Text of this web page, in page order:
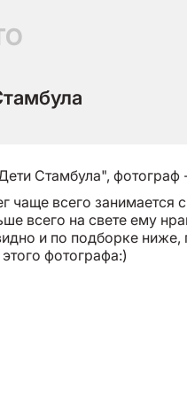
Стамбула", фотограф
чаще всего занимается
всего на свете ему
и по подборке ниже,
фотографа:)